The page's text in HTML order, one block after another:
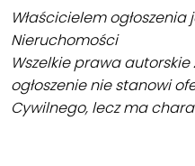
Właścicielem
Nieruchomości
Wszelkie prawa autorskie
ogłoszenie nie stanowi
Cywilnego, lecz ma